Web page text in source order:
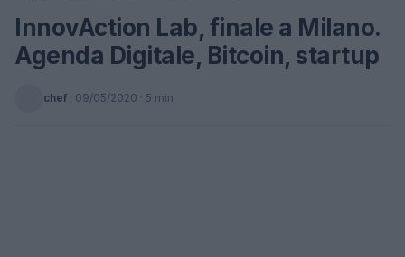
InnovAction Lab, finale a Milano.
Agenda Digitale, Bitcoin, startup
chef · 09/05/2020 · 5 min